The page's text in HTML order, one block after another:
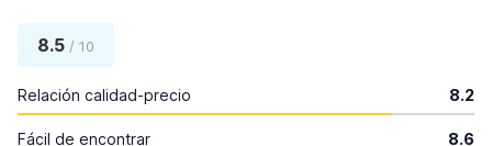
8.5 / 10
Relación calidad-precio 8.2
Fácil de encontrar 8.6